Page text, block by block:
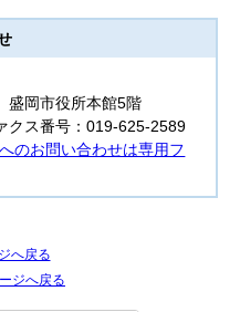
岡市役所本館5階
ス番号：019-625-2589
のお問い合わせは専用フ
へ戻る
ジへ戻る